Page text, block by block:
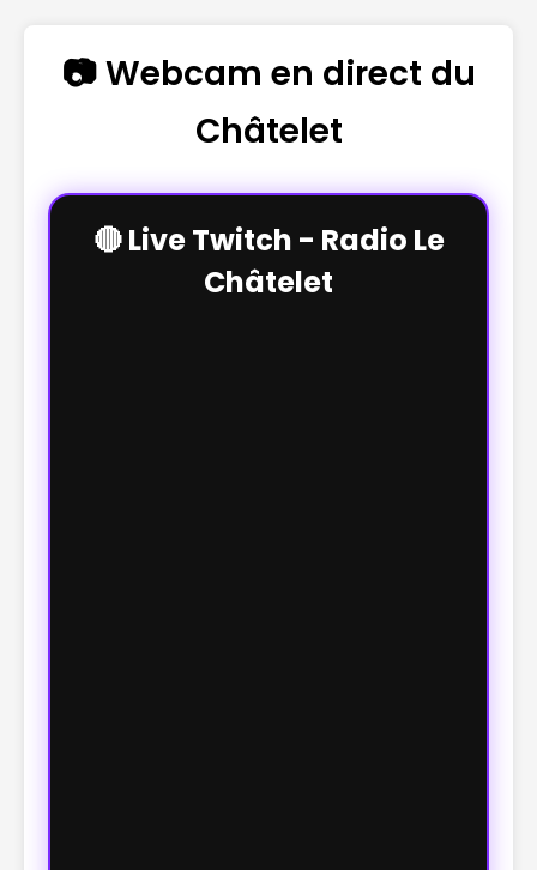
📷 Webcam en direct du
Châtelet
🔴 Live Twitch - Radio Le
Châtelet